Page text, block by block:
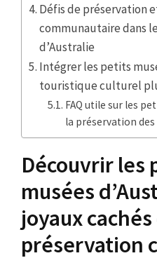
Défis de préservation
communautaire dans
d’Australie
Intégrer les petits
touristique culturel
FAQ utile sur les
la préservation
Découvrir les
musées
joyaux
préservation